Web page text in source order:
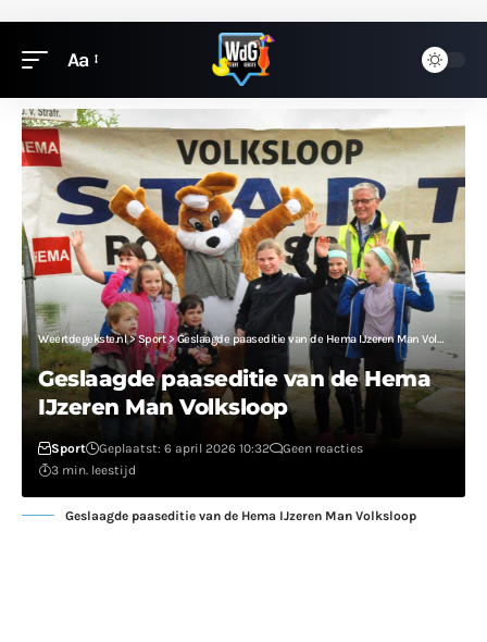
Aa
Weertdegekste.nl>Sport>Geslaagde paaseditie van de Hema IJzeren Man Volksloop
Geslaagde paaseditie van de Hema
IJzeren Man Volksloop
Sport Geplaatst: 6 april 2026 10:32
Geen reacties
3 min. leestijd
Geslaagde paaseditie van de Hema IJzeren Man Volksloop